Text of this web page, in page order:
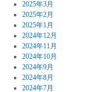
2025年3月
2025年2月
2025年1月
2024年12月
2024年11月
2024年10月
2024年9月
2024年8月
2024年7月